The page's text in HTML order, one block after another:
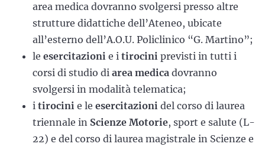
area medica dovranno svolgersi presso altre
strutture didattiche dell’Ateneo, ubicate
all’esterno dell’A.O.U. Policlinico “G. Martino”;
le esercitazioni e i tirocini previsti in tutti i
corsi di studio di area medica dovranno
svolgersi in modalità telematica;
i tirocini e le esercitazioni del corso di laurea
triennale in Scienze Motorie, sport e salute (L-
22) e del corso di laurea magistrale in Scienze e